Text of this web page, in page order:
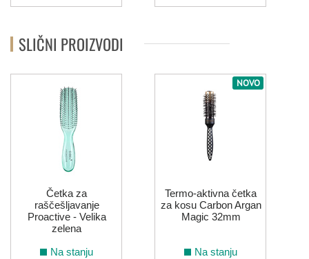
SLIČNI PROIZVODI
Četka za
raščešljavanje
Proactive - Velika
zelena
Na stanju
NOVO
Termo-aktivna četka
za kosu Carbon Argan
Magic 32mm
Na stanju